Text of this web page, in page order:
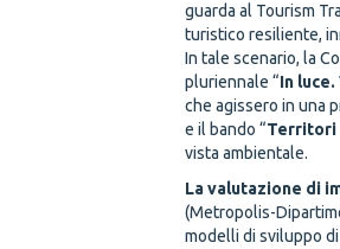
guarda al Tourism
turistico resiliente,
In tale scenario, la
pluriennale “In
che agissero in una
e il bando “Territori
vista ambientale.
La valutazione di
(Metropolis-
modelli di sviluppo